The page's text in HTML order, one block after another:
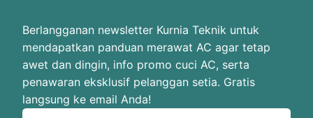
Berlangganan newsletter Kurnia Teknik untuk
mendapatkan panduan merawat AC agar tetap
awet dan dingin, info promo cuci AC, serta
penawaran eksklusif pelanggan setia. Gratis
langsung ke email Anda!